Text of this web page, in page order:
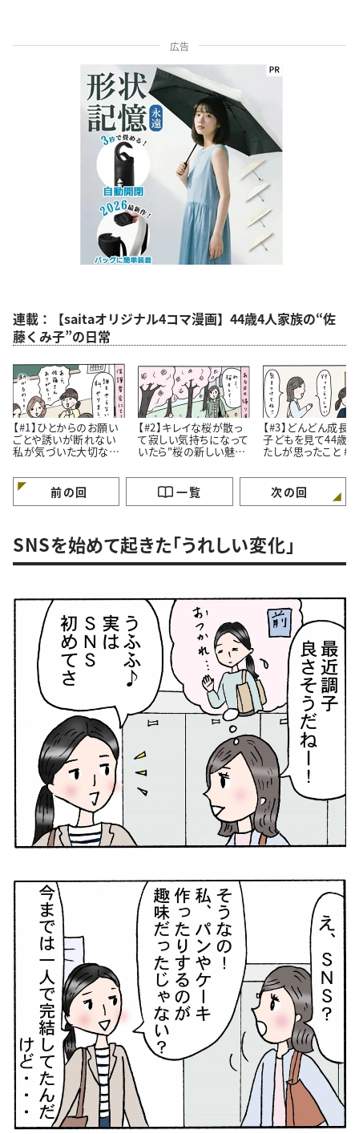
広告
連載：【saitaオリジナル4コマ漫画】44歳4人家族の“佐
藤くみ子”の日常
【#1】ひとからのお願い
ごとや誘いが断れない
私が気づいた大切なこ
【#2】キレイな桜が散っ
て寂しい気持ちになって
いたら"桜の新しい魅
#4コマ漫画
【#3】どんどん成長
子どもを見て44歳
たしが思ったこと #4コ
前の回 一覧 次の回
SNSを始めて起きた「うれしい変化」